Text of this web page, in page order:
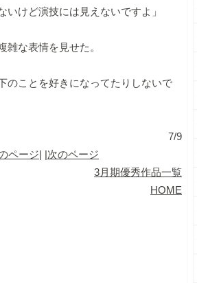
いけど演技には見えないですよ」
雑な表情を見せた。
のことを好きになってたりしないで
7/9
ページ| |次のページ
3月期優秀作品一覧
HOME